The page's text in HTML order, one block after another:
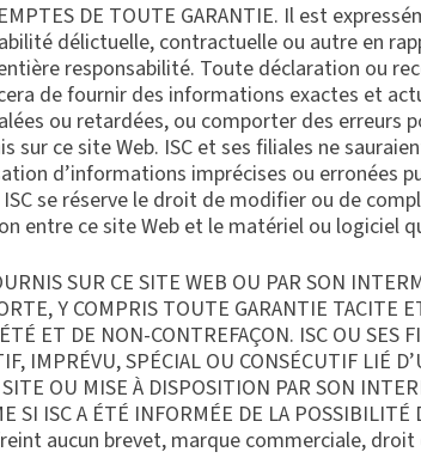
DE TOUTE GARANTIE. Il est
délictuelle, contractuelle ou autre en
responsabilité. Toute déclaration ou
de fournir des informations exactes et
ou retardées, ou comporter des erreurs
ce site Web. ISC et ses filiales ne
d’informations imprécises ou erronées
se réserve le droit de modifier ou de
entre ce site Web et le matériel ou logiciel
SUR CE SITE WEB OU PAR SON
Y COMPRIS TOUTE GARANTIE
ET DE NON-CONTREFAÇON. ISC OU
IMPRÉVU, SPÉCIAL OU CONSÉCUTIF LIÉ
OU MISE À DISPOSITION PAR SON
SI ISC A ÉTÉ INFORMÉE DE LA
aucun brevet, marque commerciale,